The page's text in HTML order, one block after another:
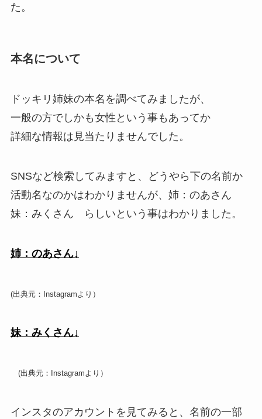
た。
本名について
ドッキリ姉妹の本名を調べてみましたが、
一般の方でしかも女性という事もあってか
詳細な情報は見当たりませんでした。
SNSなど検索してみますと、どうやら下の名前か
活動名なのかはわかりませんが、姉：のあさん
妹：みくさん らしいという事はわかりました。
姉：のあさん↓
(出典元：Instagramより）
妹：みくさん↓
(出典元：Instagramより）
インスタのアカウントを見てみると、名前の一部